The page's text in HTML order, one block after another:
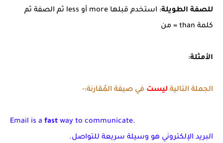
للصفة الطويلة
: استخدم قبلها more أو less ثم الصفة ثم
كلمة than = من
الأمثلة:
الجملة التالية ليست في صيفة المُقارنة:-
Email is a fast way to communicate.
البريد الإلكتروني هو وسيلة سريعة للتواصل.